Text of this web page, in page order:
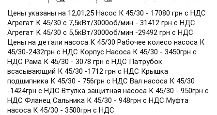
Цены указаны на 12,01,25 Насос К 45/30 - 17080 грн с НДС
Агрегат К 45/30 с 7,5кВт/3000об/мин - 31412 грн с НДС
Агрегат К 45/30 с 5,5кВт/3000об/мин -29492 грн с НДС
Цены на детали насоса К 45/30 Рабочее колесо насоса К
45/30-2432грн с НДС Корпус Насоса К 45/30 - 3450грн с
НДС Рама К 45/30 - 3078 грн с НДС Патрубок
всасывающий К 45/30 -1712 грн с НДС Крышка
подшипника К 45/30 - 756грн с НДС Вал насоса К 45/30
-1424грн с НДС Втулка защитная насоса К 45/30 - 950грн с
НДС Фланец Сальника К 45/30 - 948грн с НДС Муфта
насоса К 45/30 - 3500грн с НДС